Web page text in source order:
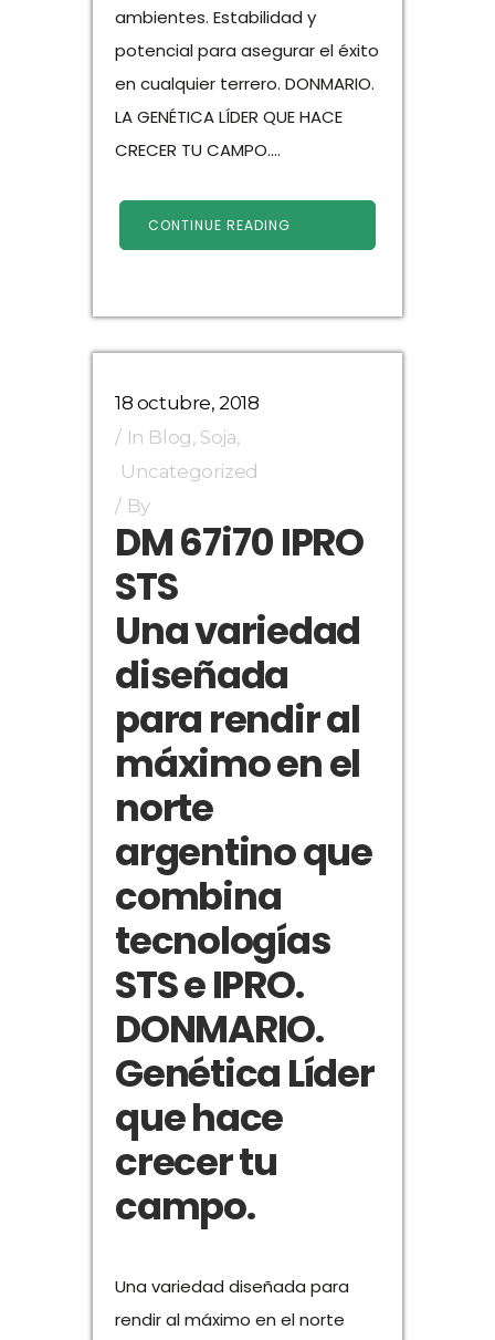
ambientes. Estabilidad y
potencial para asegurar el éxito
en cualquier terrero. DONMARIO.
LA GENÉTICA LÍDER QUE HACE
CRECER TU CAMPO....
CONTINUE READING
18 octubre, 2018
In Blog, Soja,
Uncategorized
By
DM 67i70 IPRO
STS
Una variedad
diseñada
para rendir al
máximo en el
norte
argentino que
combina
tecnologías
STS e IPRO.
DONMARIO.
Genética Líder
que hace
crecer tu
campo.
Una variedad diseñada para
rendir al máximo en el norte